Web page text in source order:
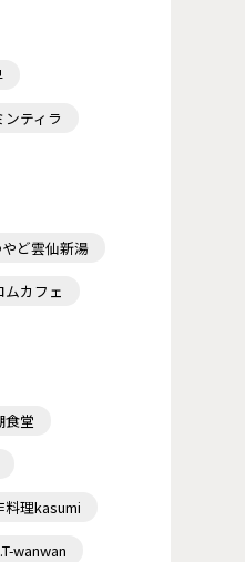
ンティラ
やど雲仙新湯
ムカフェ
食堂
料理kasumi
wanwan